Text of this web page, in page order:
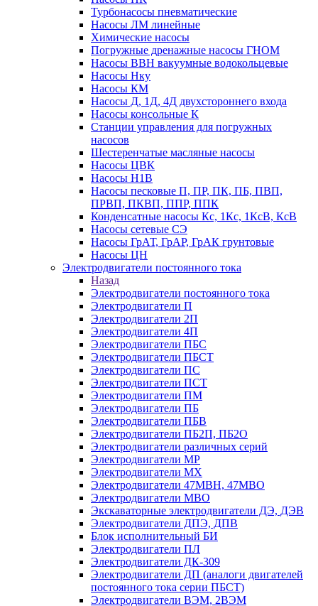
Турбонасосы пневматические
Насосы ЛМ линейные
Химические насосы
Погружные дренажные насосы ГНОМ
Насосы ВВН вакуумные водокольцевые
Насосы Нку
Насосы КМ
Насосы Д, 1Д, 4Д двухстороннего входа
Насосы консольные К
Станции управления для погружных
насосов
Шестеренчатые масляные насосы
Насосы ЦВК
Насосы Н1В
Насосы песковые П, ПР, ПК, ПБ, ПВП,
ПРВП, ПКВП, ППР, ППК
Конденсатные насосы Кс, 1Кс, 1КсВ, КсВ
Насосы сетевые СЭ
Насосы ГрАТ, ГрАР, ГрАК грунтовые
Насосы ЦН
Электродвигатели постоянного тока
Назад
Электродвигатели постоянного тока
Электродвигатели П
Электродвигатели 2П
Электродвигатели 4П
Электродвигатели ПБС
Электродвигатели ПБСТ
Электродвигатели ПС
Электродвигатели ПСТ
Электродвигатели ПМ
Электродвигатели ПБ
Электродвигатели ПБВ
Электродвигатели ПБ2П, ПБ2О
Электродвигатели различных серий
Электродвигатели МР
Электродвигатели MX
Электродвигатели 47MBH, 47МВО
Электродвигатели MBO
Экскаваторные электродвигатели ДЭ, ДЭВ
Электродвигатели ДПЭ, ДПВ
Блок исполнительный БИ
Электродвигатели ПЛ
Электродвигатели ДК-309
Электродвигатели ДП (аналоги двигателей
постоянного тока серии ПБСТ)
Электродвигатели ВЭМ, 2ВЭМ